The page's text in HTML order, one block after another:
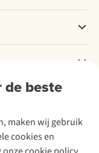
beste
maken wij gebruik
cookies en